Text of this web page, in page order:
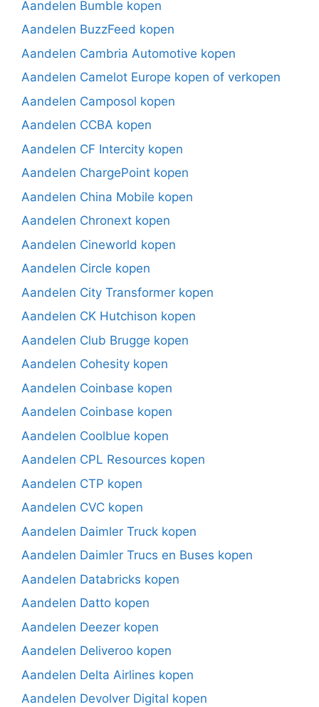
Aandelen Bumble kopen
Aandelen BuzzFeed kopen
Aandelen Cambria Automotive kopen
Aandelen Camelot Europe kopen of verkopen
Aandelen Camposol kopen
Aandelen CCBA kopen
Aandelen CF Intercity kopen
Aandelen ChargePoint kopen
Aandelen China Mobile kopen
Aandelen Chronext kopen
Aandelen Cineworld kopen
Aandelen Circle kopen
Aandelen City Transformer kopen
Aandelen CK Hutchison kopen
Aandelen Club Brugge kopen
Aandelen Cohesity kopen
Aandelen Coinbase kopen
Aandelen Coinbase kopen
Aandelen Coolblue kopen
Aandelen CPL Resources kopen
Aandelen CTP kopen
Aandelen CVC kopen
Aandelen Daimler Truck kopen
Aandelen Daimler Trucs en Buses kopen
Aandelen Databricks kopen
Aandelen Datto kopen
Aandelen Deezer kopen
Aandelen Deliveroo kopen
Aandelen Delta Airlines kopen
Aandelen Devolver Digital kopen